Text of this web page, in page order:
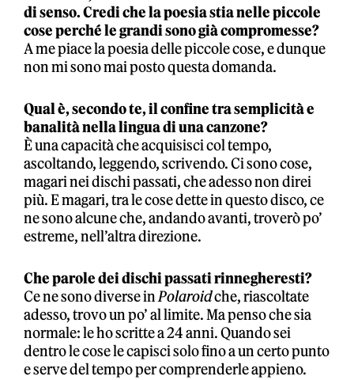
di senso. Credi che la poesia stia nelle piccole
cose perché le grandi sono già compromesse?
A me piace la poesia delle piccole cose, e dunque
non mi sono mai posto questa domanda.
Qual è, secondo te, il confine tra semplicità e
banalità nella lingua di una canzone?
È una capacità che acquisisci col tempo,
ascoltando, leggendo, scrivendo. Ci sono cose,
magari nei dischi passati, che adesso non direi
più. E magari, tra le cose dette in questo disco, ce
ne sono alcune che, andando avanti, troverò po’
estreme, nell’altra direzione.
Che parole dei dischi passati rinnegheresti?
Ce ne sono diverse inPolaroidche, riascoltate
adesso, trovo un po’ al limite. Ma penso che sia
normale: le ho scritte a 24 anni. Quando sei
dentro le cose le capisci solo fino a un certo punto
e serve del tempo per comprenderle appieno.